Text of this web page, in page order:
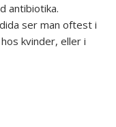
antibiotika.
ser man oftest i
kvinder, eller i